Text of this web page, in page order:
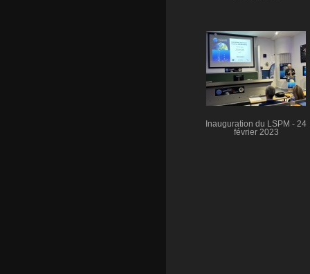
Inauguration du LSPM - 24
février 2023